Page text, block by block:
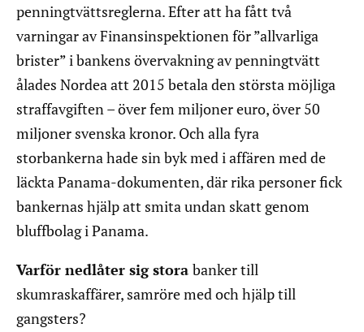
penningtvättsreglerna. Efter att ha fått två
varningar av Finansinspektionen för ”allvarliga
brister” i bankens övervakning av penningtvätt
ålades Nordea att 2015 betala den största möjliga
straffavgiften – över fem miljoner euro, över 50
miljoner svenska kronor. Och alla fyra
storbankerna hade sin byk med i affären med de
läckta Panama-dokumenten, där rika personer fick
bankernas hjälp att smita undan skatt genom
bluffbolag i Panama.
Varför nedlåter sig stora banker till
skumraskaffärer, samröre med och hjälp till
gangsters?